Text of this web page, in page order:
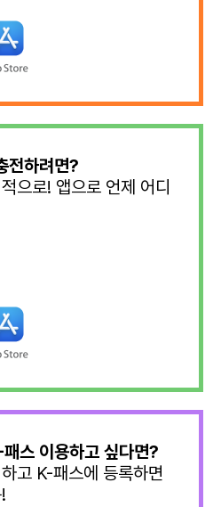
전하려면?
으로! 앱으로 언제 어디
스 이용하고 싶다면?
고 K-패스에 등록하면